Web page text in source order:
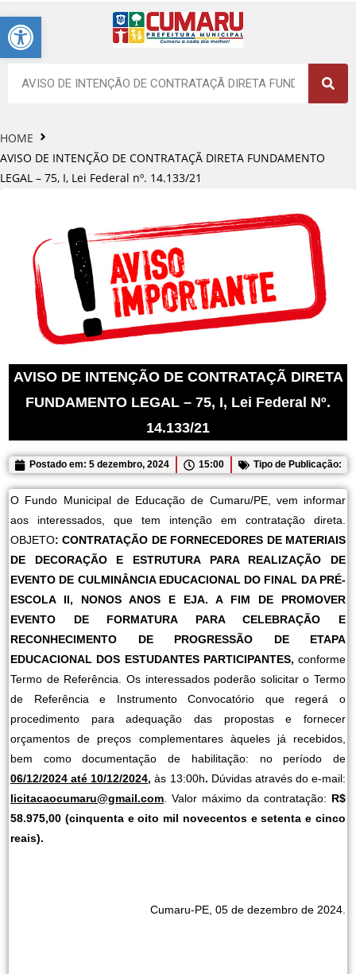
Barra de Ferramentas Aberta
HOME
AVISO DE INTENÇÃO DE CONTRATAÇÃ DIRETA FUNDAMENTO
LEGAL – 75, I, Lei Federal nº. 14.133/21
AVISO DE INTENÇÃO DE CONTRATAÇÃ DIRETA
FUNDAMENTO LEGAL – 75, I, Lei Federal Nº.
14.133/21
Postado em: 5 dezembro, 2024 15:00 Tipo de Publicação:
O Fundo Municipal de Educação de Cumaru/PE, vem informar
aos interessados, que tem intenção em contratação direta.
OBJETO: CONTRATAÇÃO DE FORNECEDORES DE MATERIAIS
DE DECORAÇÃO E ESTRUTURA PARA REALIZAÇÃO DE
EVENTO DE CULMINÂNCIA EDUCACIONAL DO FINAL DA PRÉ-
ESCOLA II, NONOS ANOS E EJA. A FIM DE PROMOVER
EVENTO DE FORMATURA PARA CELEBRAÇÃO E
RECONHECIMENTO DE PROGRESSÃO DE ETAPA
EDUCACIONAL DOS ESTUDANTES PARTICIPANTES, conforme
Termo de Referência.
Os interessados poderão solicitar o Termo
de Referência e Instrumento Convocatório que regerá o
procedimento para adequação das propostas e fornecer
orçamentos de preços complementares àqueles já recebidos,
bem como documentação de habilitação: no período de
06/12/2024 até 10/12/2024,às 13:00h. Dúvidas através do e-mail:
licitacaocumaru@gmail.com . Valor máximo da contratação: R$
58.975,00 (cinquenta e oito mil novecentos e setenta e cinco
reais).
Cumaru-PE, 05 de dezembro de 2024.